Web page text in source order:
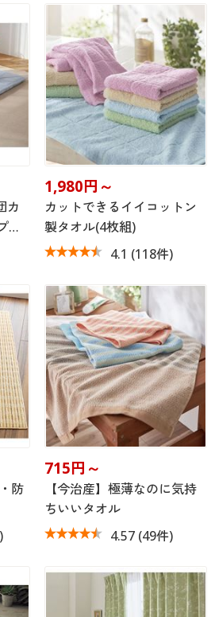
カ
…
1,980円～
カットできるイイコットン
製タオル(4枚組)
4.1 (118件)
防
715円～
【今治産】極薄なのに気持
ちいいタオル
4.57(49件)